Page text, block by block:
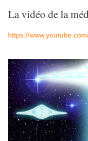
La vidéo de la
https://